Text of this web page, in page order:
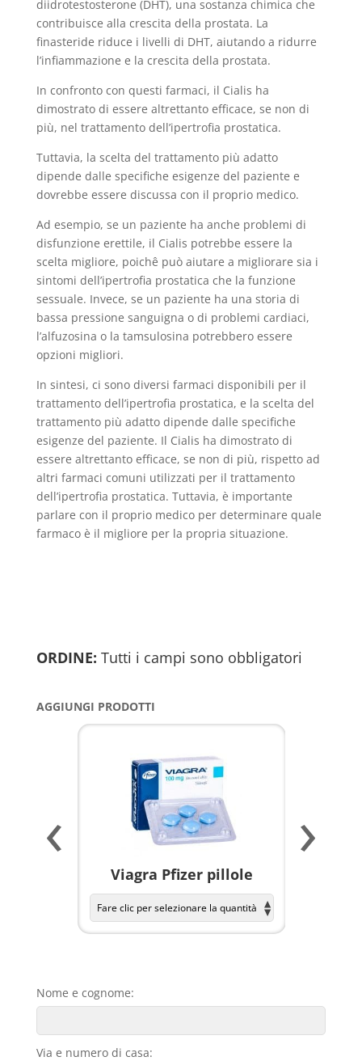
diidrotestosterone (DHT), una sostanza chimica che
contribuisce alla crescita della prostata. La
finasteride riduce i livelli di DHT, aiutando a ridurre
l’infiammazione e la crescita della prostata.
In confronto con questi farmaci, il Cialis ha
dimostrato di essere altrettanto efficace, se non di
più, nel trattamento dell’ipertrofia prostatica.
Tuttavia, la scelta del trattamento più adatto
dipende dalle specifiche esigenze del paziente e
dovrebbe essere discussa con il proprio medico.
Ad esempio, se un paziente ha anche problemi di
disfunzione erettile, il Cialis potrebbe essere la
scelta migliore, poichê può aiutare a migliorare sia i
sintomi dell’ipertrofia prostatica che la funzione
sessuale. Invece, se un paziente ha una storia di
bassa pressione sanguigna o di problemi cardiaci,
l’alfuzosina o la tamsulosina potrebbero essere
opzioni migliori.
In sintesi, ci sono diversi farmaci disponibili per il
trattamento dell’ipertrofia prostatica, e la scelta del
trattamento più adatto dipende dalle specifiche
esigenze del paziente. Il Cialis ha dimostrato di
essere altrettanto efficace, se non di più, rispetto ad
altri farmaci comuni utilizzati per il trattamento
dell’ipertrofia prostatica. Tuttavia, è importante
parlare con il proprio medico per determinare quale
farmaco è il migliore per la propria situazione.
ORDINE: Tutti i campi sono obbligatori
AGGIUNGI PRODOTTI
Viagra Pfizer pillole
‹ ›
Nome e cognome:
Via e numero di casa: